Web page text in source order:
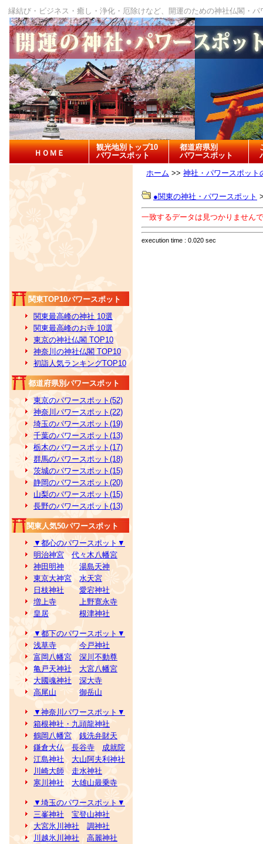
縁結び・ビジネス・癒し・浄化・厄除けなど、開運のための神社仏閣・
ＨＯＭＥ
観光地別トップ10
パワースポット
都道府県別
パワースポット
関東TOP10パワースポット
関東最高峰の神社 10選
関東最高峰のお寺 10選
東京の神社仏閣 TOP10
神奈川の神社仏閣 TOP10
初詣人気ランキングTOP10
都道府県別パワースポット
東京のパワースポット(52)
神奈川パワースポット(22)
埼玉のパワースポット(19)
千葉のパワースポット(13)
栃木のパワースポット(17)
群馬のパワースポット(18)
茨城のパワースポット(15)
静岡のパワースポット(20)
山梨のパワースポット(15)
長野のパワースポット(13)
関東人気50パワースポット
▼都心のパワースポット▼
明治神宮
代々木八幡宮
神田明神
湯島天神
東京大神宮
水天宮
日枝神社
愛宕神社
増上寺
上野寛永寺
皇居
根津神社
▼都下のパワースポット▼
浅草寺
今戸神社
富岡八幡宮
深川不動尊
亀戸天神社
大宮八幡宮
大國魂神社
深大寺
高尾山
御岳山
▼神奈川パワースポット▼
箱根神社・九頭龍神社
鶴岡八幡宮
銭洗弁財天
鎌倉大仏
長谷寺
成就院
江島神社
大山阿夫利神社
川崎大師
走水神社
寒川神社
大雄山最乗寺
▼埼玉のパワースポット▼
三峯神社
宝登山神社
大宮氷川神社
調神社
川越氷川神社
高麗神社
ホーム >> 神社・パワースポット
●関東の神社・パワースポット
一致するデータは見つかりません
execution time : 0.020 sec